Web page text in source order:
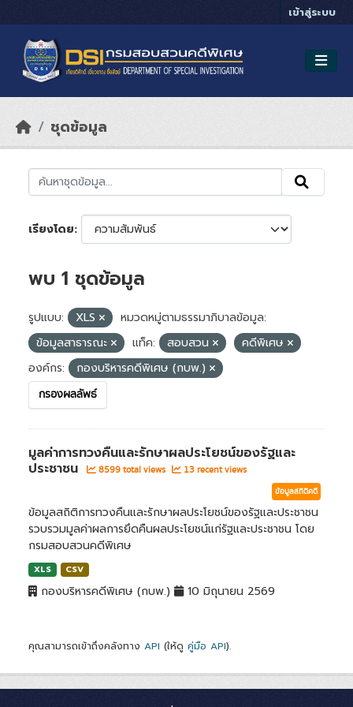
เข้าสู่ระบบ
ชุดข้อมูล
เรียงโดย
พบ 1 ชุดข้อมูล
รูปแบบ: XLS
หมวดหมู่ตามธรรมาภิบาลข้อมูล:
ข้อมูลสาธารณะ
แท็ค: สอบสวน
คดีพิเศษ
องค์กร:
กองบริหารคดีพิเศษ (กบพ.)
กรองผลลัพธ์
มูลค่าการทวงคืนและรักษาผลประโยชน์ของรัฐและ
ประชาชน
8599 total views 13 recent views
ข้อมูลสถิติคดี
ข้อมูลสถิติการทวงคืนและรักษาผลประโยชน์ของรัฐและประชาชน
รวบรวมมูลค่าผลการยึดคืนผลประโยชน์แก่รัฐและประชาชน โดย
กรมสอบสวนคดีพิเศษ
XLS CSV
กองบริหารคดีพิเศษ (กบพ.) 10 มิถุนายน 2569
คุณสามารถเข้าถึงคลังทาง API (ให้ดู คู่มือ API).